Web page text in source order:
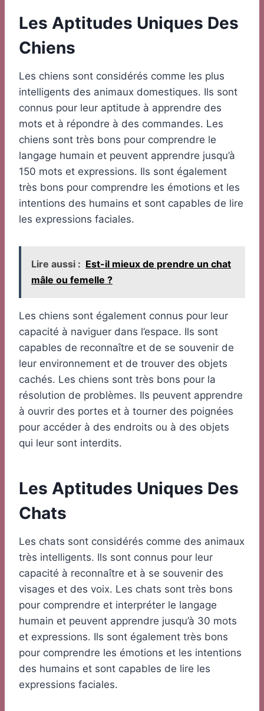
Les Aptitudes Uniques Des
Chiens
Les chiens sont considérés comme les plus
intelligents des animaux domestiques. Ils sont
connus pour leur aptitude à apprendre des
mots et à répondre à des commandes. Les
chiens sont très bons pour comprendre le
langage humain et peuvent apprendre jusqu’à
150 mots et expressions. Ils sont également
très bons pour comprendre les émotions et les
intentions des humains et sont capables de lire
les expressions faciales.
Lire aussi : Est-il mieux de prendre un chat
mâle ou femelle ?
Les chiens sont également connus pour leur
capacité à naviguer dans l’espace. Ils sont
capables de reconnaître et de se souvenir de
leur environnement et de trouver des objets
cachés. Les chiens sont très bons pour la
résolution de problèmes. Ils peuvent apprendre
à ouvrir des portes et à tourner des poignées
pour accéder à des endroits ou à des objets
qui leur sont interdits.
Les Aptitudes Uniques Des
Chats
Les chats sont considérés comme des animaux
très intelligents. Ils sont connus pour leur
capacité à reconnaître et à se souvenir des
visages et des voix. Les chats sont très bons
pour comprendre et interpréter le langage
humain et peuvent apprendre jusqu’à 30 mots
et expressions. Ils sont également très bons
pour comprendre les émotions et les intentions
des humains et sont capables de lire les
expressions faciales.